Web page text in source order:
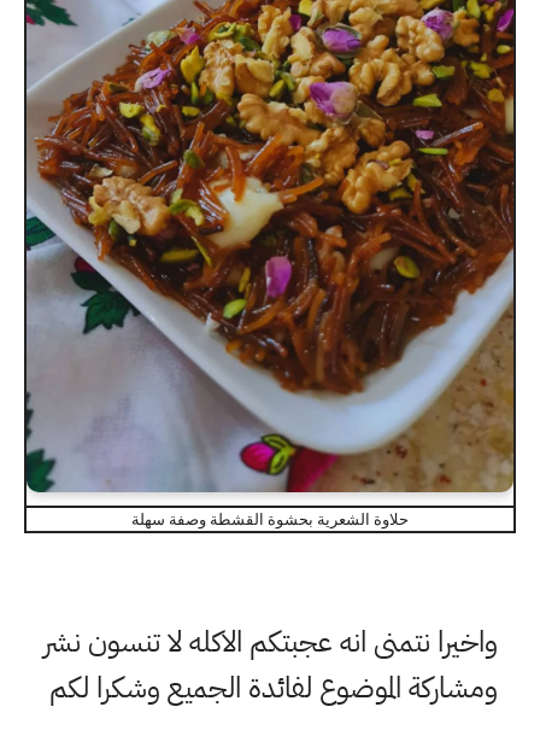
حلاوة الشعرية بحشوة القشطة وصفة سهلة
واخيرا نتمنى انه عجبتكم الاكله لا تنسون نشر
ومشاركة الموضوع لفائدة الجميع وشكرا لكم